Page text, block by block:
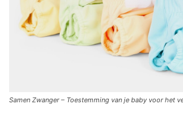
Samen Zwanger – Toestemming van je baby voor het